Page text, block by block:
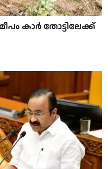
കാർ തോട്ടിലേക്ക്